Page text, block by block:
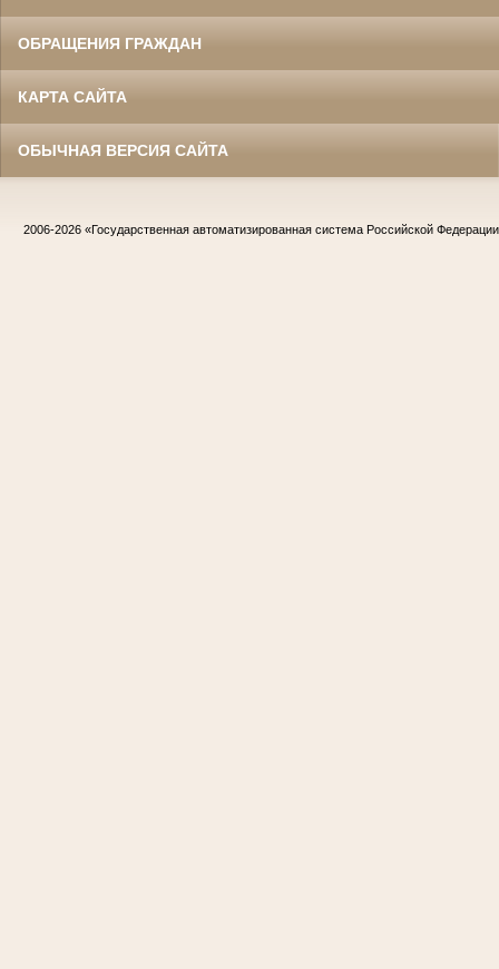
ОБРАЩЕНИЯ ГРАЖДАН
КАРТА САЙТА
ОБЫЧНАЯ ВЕРСИЯ САЙТА
2006-2026 «Государственная автоматизированная система Российской